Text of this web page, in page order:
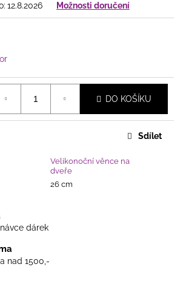
12.8.2026 Možnosti doručení
DO KOŠÍKU
Velikonoční věnce na
dveře
26 cm
Sdílet
dárek
nad 1500,-